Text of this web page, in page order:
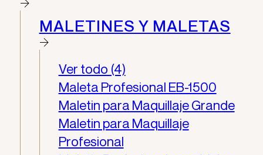
MALETINES Y MALETAS
Ver todo (4)
Maleta Profesional EB-1500
Maletin para Maquillaje Grande
Maletin para Maquillaje
Profesional